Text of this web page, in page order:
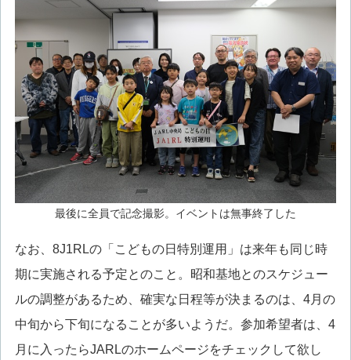
最後に全員で記念撮影。イベントは無事終了した
なお、8J1RLの「こどもの日特別運用」は来年も同じ時
期に実施される予定とのこと。昭和基地とのスケジュー
ルの調整があるため、確実な日程等が決まるのは、4月の
中旬から下旬になることが多いようだ。参加希望者は、4
月に入ったらJARLのホームページをチェックして欲し